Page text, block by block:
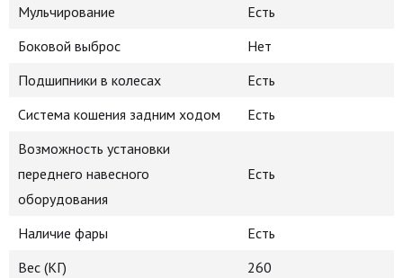
Мульчирование
Есть
Боковой выброс
Нет
Подшипники в колесах
Есть
Система кошения задним ходом
Есть
Возможность установки
переднего навесного
оборудования
Есть
Наличие фары
Есть
Вес (КГ)
260